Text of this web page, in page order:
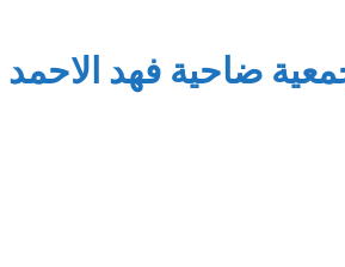
ضاحية فهد الاحمد قطعة